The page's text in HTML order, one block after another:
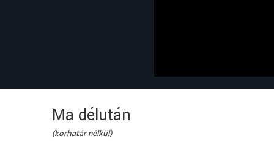
Ma délután
(korhatár nélkül)